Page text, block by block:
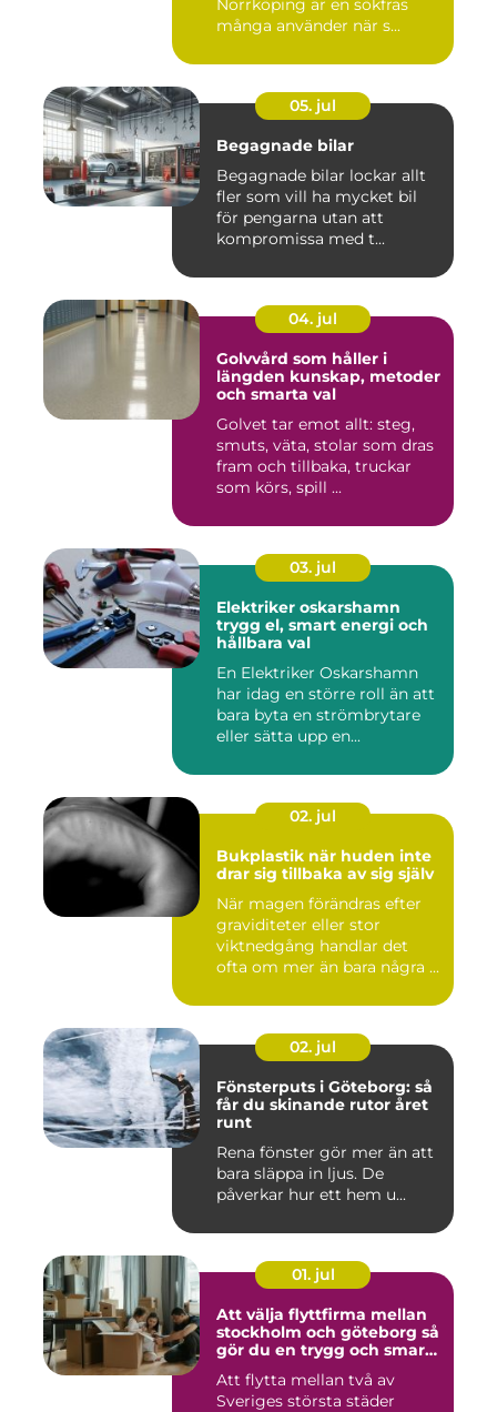
Norrköping är en sökfras
många använder när s...
05. jul
Begagnade bilar
Begagnade bilar lockar allt
fler som vill ha mycket bil
för pengarna utan att
kompromissa med t...
04. jul
Golvvård som håller i
längden kunskap, metoder
och smarta val
Golvet tar emot allt: steg,
smuts, väta, stolar som dras
fram och tillbaka, truckar
som körs, spill ...
03. jul
Elektriker oskarshamn
trygg el, smart energi och
hållbara val
En Elektriker Oskarshamn
har idag en större roll än att
bara byta en strömbrytare
eller sätta upp en...
02. jul
Bukplastik när huden inte
drar sig tillbaka av sig själv
När magen förändras efter
graviditeter eller stor
viktnedgång handlar det
ofta om mer än bara några ...
02. jul
Fönsterputs i Göteborg: så
får du skinande rutor året
runt
Rena fönster gör mer än att
bara släppa in ljus. De
påverkar hur ett hem u...
01. jul
Att välja flyttfirma mellan
stockholm och göteborg så
gör du en trygg och smart
Att flytta mellan två av
Sveriges största städer